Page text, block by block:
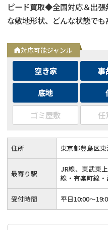
ピード買取◆全国対応＆出
な敷地形状、どんな状態で
トップ対応◆無料査定＆相
対応可能ジャンル
空き家 事
底地
ゴミ屋敷
任
住所 東京都豊島区
最寄り駅
JR線、東武東
線・有楽町線
受付時間 平日10:00～